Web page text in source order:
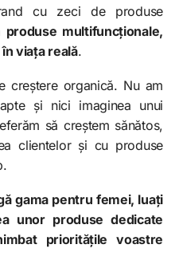
cu zeci de produse
produse multifuncționale,
viața reală.
creștere organică. Nu am
și nici imaginea unui
să creștem sănătos,
clientelor și cu produse
gama pentru femei, luați
unor produse dedicate
prioritățile voastre